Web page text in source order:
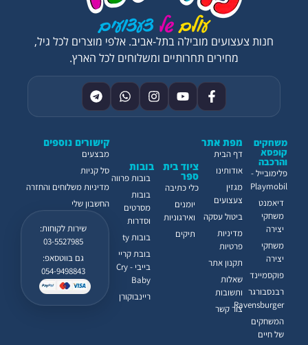
קישורים נוספים
מבצעים
סל קניות
מדיניות משלוחים והחזרה
החשבון שלי
שירות לקוחות:
03-5527985
גם בווטסאפ:
054-9498843
ציוד בית
ספר
כלי כתיבה
יומנים
ואירגוניות
תיקים
בובות
בובות פרווה
בובות
מסרטים
וסדרות
בובות ty
בובת קריי
בייבי - Cry
Baby
ריינבוקורן
משחקים
קופסא
והרכבה
פלימובייל -
Playmobil
דיאמנט
משחקי
יצירה
משחקי
יצירה
פוקסמיינד
רבנסבורגר
Ravensburger
המשחקים
של חיים
מפת אתר
דף הבית
אודותינו
מגזין
צעצועים
ביטול עסקה
מדיניות
פרטיות
תקנון אתר
שאלות
ותשובות
צור קשר
חנות צעצועים מובילה בתל-אביב. אלפי מוצרים לכל גיל,
מחירים תחרותיים ומשלוחים לכל הארץ.